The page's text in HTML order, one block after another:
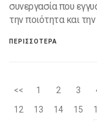
συνεργασία που
την ποιότητα και
ΠΕΡΙΣΣΟΤΕΡΑ
<< 1 2 3
12
13 14 15